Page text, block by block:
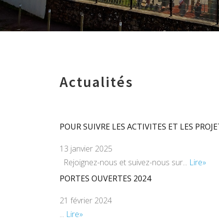
Actualités
POUR SUIVRE LES ACTIVITES ET LES
13 janvier 2025
Rejoignez-nous et suivez-nous sur... Lire»
PORTES OUVERTES 2024
21 février 2024
... Lire»